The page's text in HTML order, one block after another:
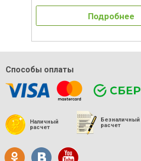
Подробнее
Способы оплаты
Наличный
расчет
Безналичный
расчет